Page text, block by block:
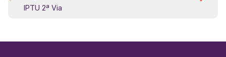
IPTU 2ª Via